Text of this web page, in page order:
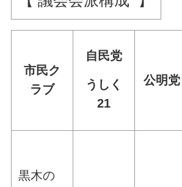
市民ク
ラブ
自民党
うしく
21
公明党
黒木の